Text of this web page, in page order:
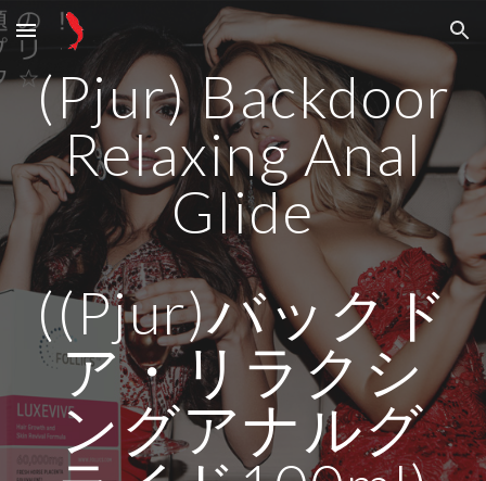
Skip to main content Skip to navigation
(Pjur) Backdoor
Relaxing Anal
Glide
((Pjur)バックド
ア・リラクシ
ングアナルグ